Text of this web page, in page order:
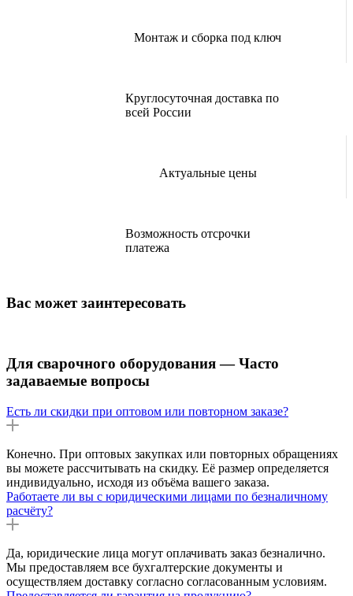
Монтаж и сборка под ключ
Круглосуточная доставка по
всей России
Актуальные цены
Возможность отсрочки
платежа
Вас может заинтересовать
Для сварочного оборудования — Часто
задаваемые вопросы
Есть ли скидки при оптовом или повторном заказе?
Конечно. При оптовых закупках или повторных обращениях
вы можете рассчитывать на скидку. Её размер определяется
индивидуально, исходя из объёма вашего заказа.
Работаете ли вы с юридическими лицами по безналичному
расчёту?
Да, юридические лица могут оплачивать заказ безналично.
Мы предоставляем все бухгалтерские документы и
осуществляем доставку согласно согласованным условиям.